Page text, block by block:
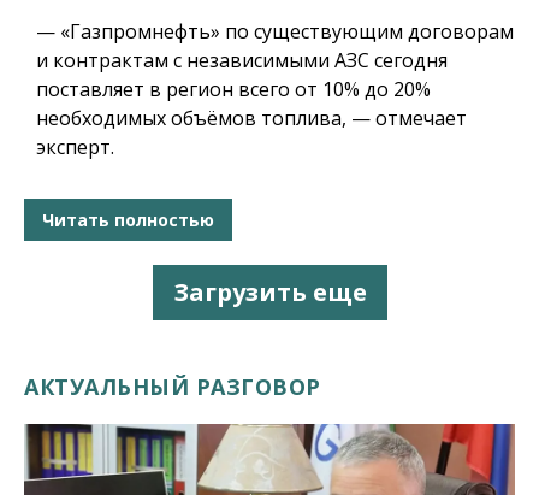
— «Газпромнефть» по существующим договорам
и контрактам с независимыми АЗС сегодня
поставляет в регион всего от 10% до 20%
необходимых объёмов топлива, — отмечает
эксперт.
Читать полностью
Загрузить еще
АКТУАЛЬНЫЙ РАЗГОВОР